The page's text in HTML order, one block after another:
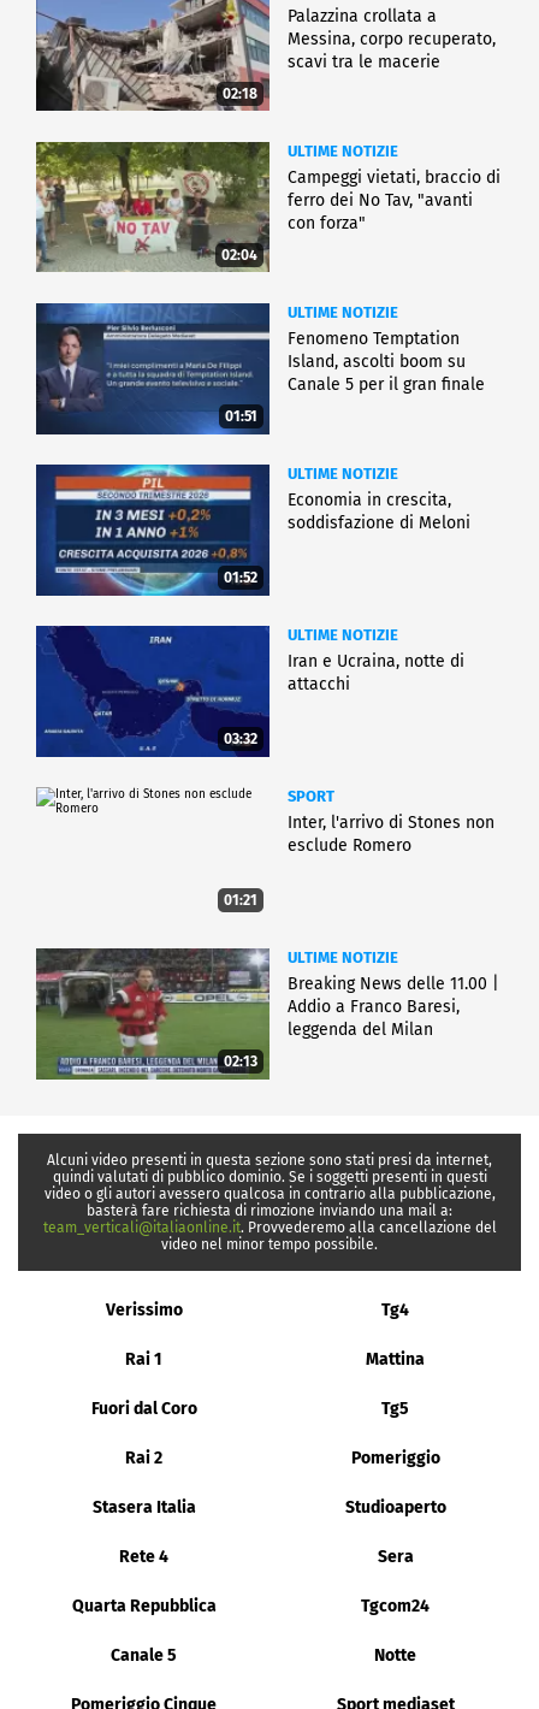
02:18
Palazzina crollata a
Messina, corpo recuperato,
scavi tra le macerie
02:04
ULTIME NOTIZIE
Campeggi vietati, braccio di
ferro dei No Tav, "avanti
con forza"
01:51
ULTIME NOTIZIE
Fenomeno Temptation
Island, ascolti boom su
Canale 5 per il gran finale
01:52
ULTIME NOTIZIE
Economia in crescita,
soddisfazione di Meloni
03:32
ULTIME NOTIZIE
Iran e Ucraina, notte di
attacchi
01:21
SPORT
Inter, l'arrivo di Stones non
esclude Romero
02:13
ULTIME NOTIZIE
Breaking News delle 11.00 |
Addio a Franco Baresi,
leggenda del Milan
Alcuni video presenti in questa sezione sono stati presi da internet,
quindi valutati di pubblico dominio. Se i soggetti presenti in questi
video o gli autori avessero qualcosa in contrario alla pubblicazione,
basterà fare richiesta di rimozione inviando una mail a:
team_verticali@italiaonline.it. Provvederemo alla cancellazione del
video nel minor tempo possibile.
Verissimo Tg4
Rai 1 Mattina
Fuori dal Coro Tg5
Rai 2 Pomeriggio
Stasera Italia Studioaperto
Rete 4 Sera
Quarta Repubblica Tgcom24
Canale 5 Notte